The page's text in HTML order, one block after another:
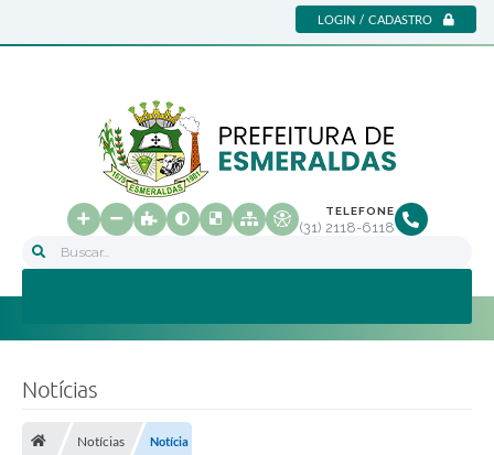
LOGIN / CADASTRO
Buscar...
TELEFONE
(31) 2118-6118
Notícias
Notícias Notícia